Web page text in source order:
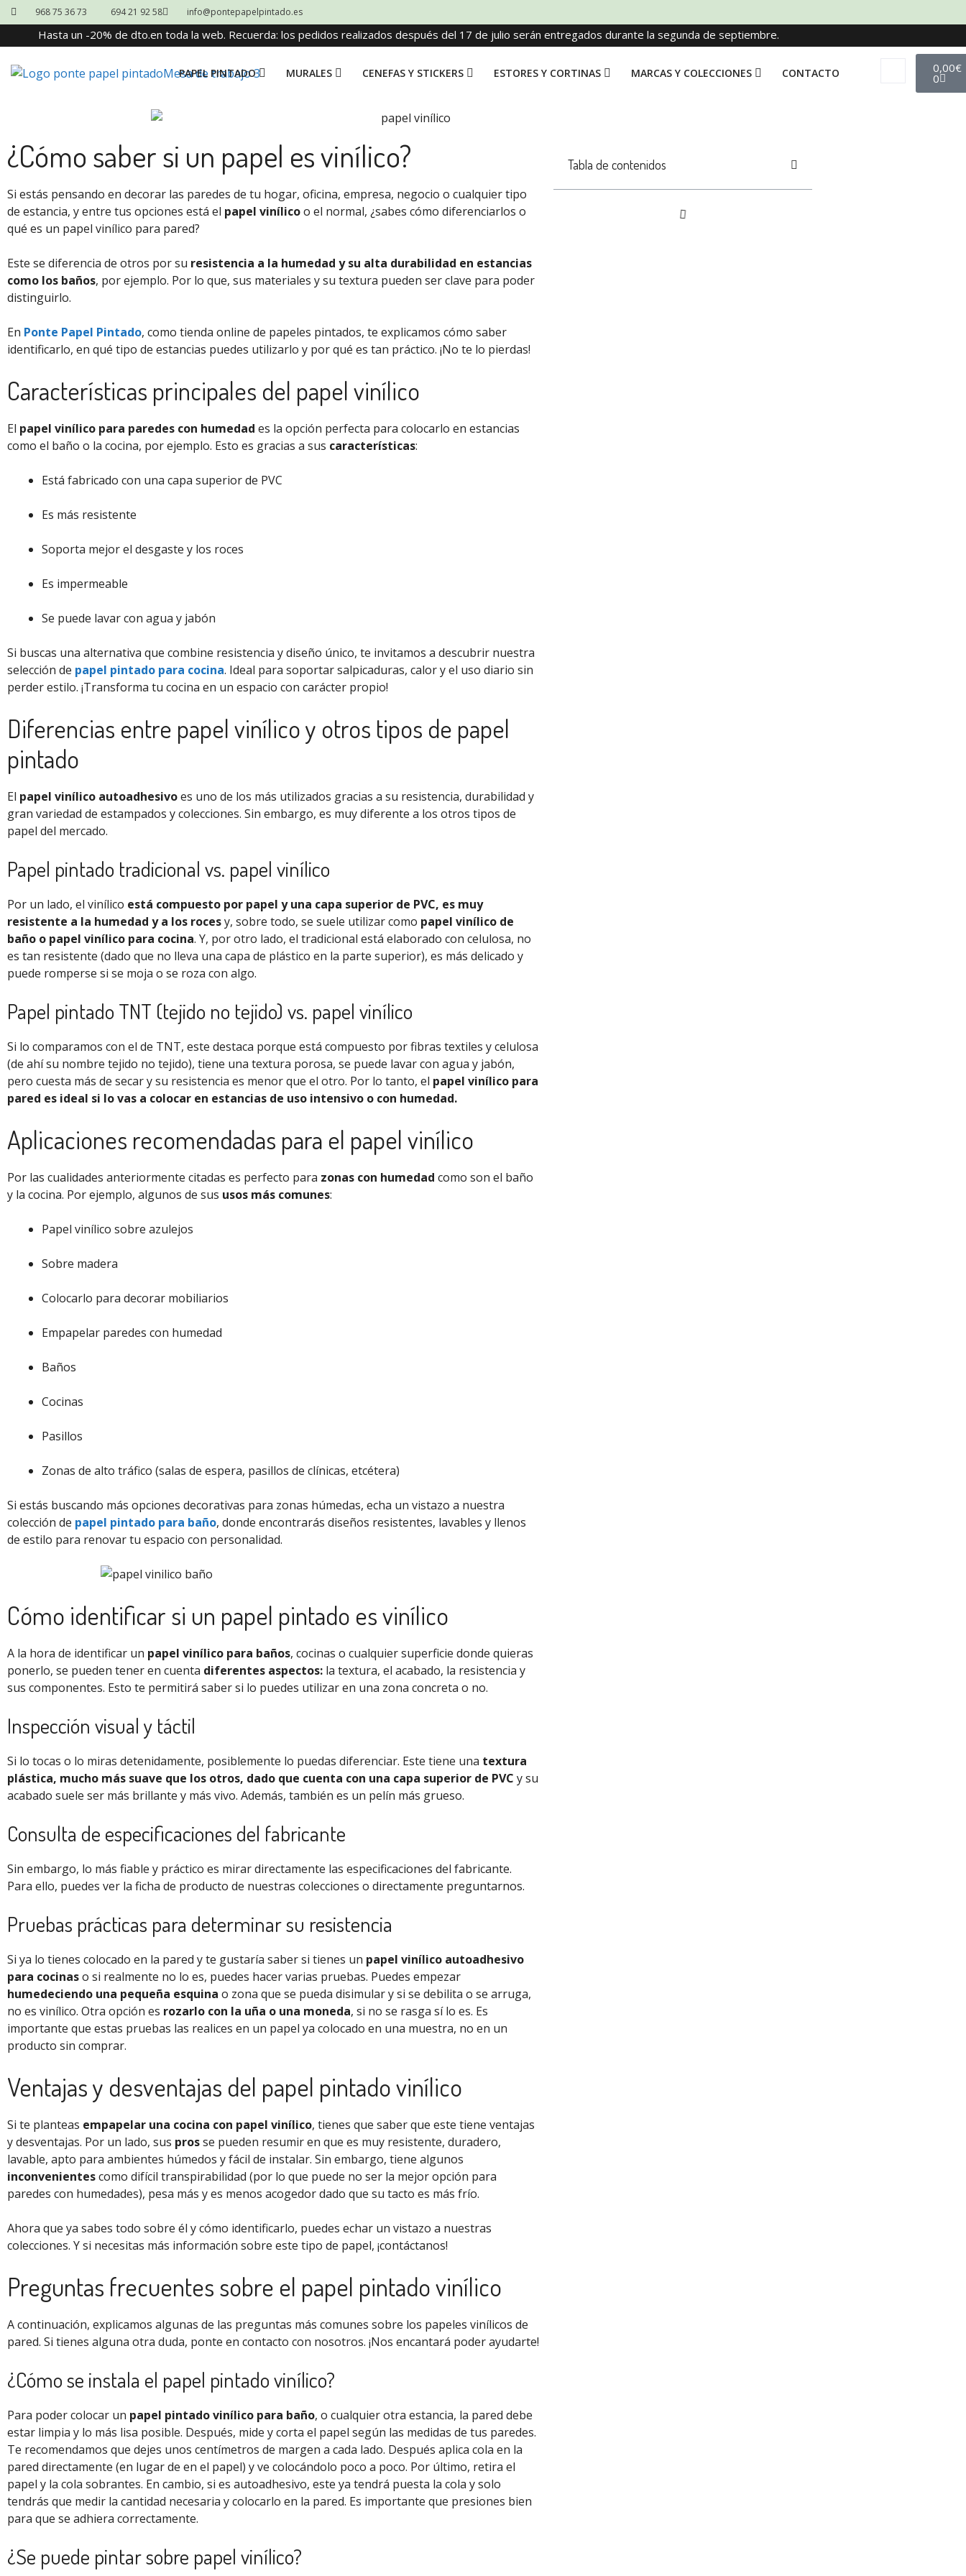
968 75 36 73 694 21 92 58 info@pontepapelpintado.es
Hasta un -20% de dto.en toda la web. Recuerda: los pedidos realizados después del 17 de julio serán entregados durante la segunda de septiembre.
PAPEL PINTADO MURALES CENEFAS Y STICKERS ESTORES Y CORTINAS MARCAS Y COLECCIONES CONTACTO 0,00€
0
¿Cómo saber si un papel es vinílico?
Si estás pensando en decorar las paredes de tu hogar, oficina, empresa, negocio o cualquier tipo
de estancia, y entre tus opciones está el papel vinílicoo el normal, ¿sabes cómo diferenciarlos o
qué es un papel vinílico para pared?
Este se diferencia de otros por su resistencia a la humedad y su alta durabilidad en estancias
como los baños, por ejemplo. Por lo que, sus materiales y su textura pueden ser clave para poder
distinguirlo.
En Ponte Papel Pintado, como tienda online de papeles pintados, te explicamos cómo saber
identificarlo, en qué tipo de estancias puedes utilizarlo y por qué es tan práctico. ¡No te lo pierdas!
Características principales del papel vinílico
El papel vinílico para paredes con humedad es la opción perfecta para colocarlo en estancias
como el baño o la cocina, por ejemplo. Esto es gracias a sus características:
Está fabricado con una capa superior de PVC
Es más resistente
Soporta mejor el desgaste y los roces
Es impermeable
Se puede lavar con agua y jabón
Si buscas una alternativa que combine resistencia y diseño único, te invitamos a descubrir nuestra
selección de papel pintado para cocina. Ideal para soportar salpicaduras, calor y el uso diario sin
perder estilo. ¡Transforma tu cocina en un espacio con carácter propio!
Diferencias entre papel vinílico y otros tipos de papel
pintado
El papel vinílico autoadhesivoes uno de los más utilizados gracias a su resistencia, durabilidad y
gran variedad de estampados y colecciones. Sin embargo, es muy diferente a los otros tipos de
papel del mercado.
Papel pintado tradicional vs. papel vinílico
Por un lado, el vinílico está compuesto por papel y una capa superior de PVC, es muy
resistente a la humedad y a los rocesy, sobre todo, se suele utilizar como papel vinílico de
baño o papel vinílico para cocina. Y, por otro lado, el tradicional está elaborado con celulosa, no
es tan resistente (dado que no lleva una capa de plástico en la parte superior), es más delicado y
puede romperse si se moja o se roza con algo.
Papel pintado TNT (tejido no tejido) vs. papel vinílico
Si lo comparamos con el de TNT, este destaca porque está compuesto por fibras textiles y celulosa
(de ahí su nombre tejido no tejido), tiene una textura porosa, se puede lavar con agua y jabón,
pero cuesta más de secar y su resistencia es menor que el otro. Por lo tanto, el papel vinílico para
pared es ideal si lo vas a colocar en estancias de uso intensivo o con humedad.
Aplicaciones recomendadas para el papel vinílico
Por las cualidades anteriormente citadas es perfecto para zonas con humedad como son el baño
y la cocina. Por ejemplo, algunos de sus usos más comunes:
Papel vinílico sobre azulejos
Sobre madera
Colocarlo para decorar mobiliarios
Empapelar paredes con humedad
Baños
Cocinas
Pasillos
Zonas de alto tráfico (salas de espera, pasillos de clínicas, etcétera)
Si estás buscando más opciones decorativas para zonas húmedas, echa un vistazo a nuestra
colección de papel pintado para baño, donde encontrarás diseños resistentes, lavables y llenos
de estilo para renovar tu espacio con personalidad.
Cómo identificar si un papel pintado es vinílico
A la hora de identificar un papel vinílico para baños, cocinas o cualquier superficie donde quieras
ponerlo, se pueden tener en cuenta diferentes aspectos: la textura, el acabado, la resistencia y
sus componentes. Esto te permitirá saber si lo puedes utilizar en una zona concreta o no.
Inspección visual y táctil
Si lo tocas o lo miras detenidamente, posiblemente lo puedas diferenciar. Este tiene una textura
plástica, mucho más suave que los otros, dado que cuenta con una capa superior de PVC y su
acabado suele ser más brillante y más vivo. Además, también es un pelín más grueso.
Consulta de especificaciones del fabricante
Sin embargo, lo más fiable y práctico es mirar directamente las especificaciones del fabricante.
Para ello, puedes ver la ficha de producto de nuestras colecciones o directamente preguntarnos.
Pruebas prácticas para determinar su resistencia
Si ya lo tienes colocado en la pared y te gustaría saber si tienes un papel vinílico autoadhesivo
para cocinaso si realmente no lo es, puedes hacer varias pruebas. Puedes empezar
humedeciendo una pequeña esquina o zona que se pueda disimular y si se debilita o se arruga,
no es vinílico. Otra opción es rozarlo con la uña o una moneda, si no se rasga sí lo es. Es
importante que estas pruebas las realices en un papel ya colocado en una muestra, no en un
producto sin comprar.
Ventajas y desventajas del papel pintado vinílico
Si te planteas empapelar una cocina con papel vinílico, tienes que saber que este tiene ventajas
y desventajas. Por un lado, sus prosse pueden resumir en que es muy resistente, duradero,
lavable, apto para ambientes húmedos y fácil de instalar. Sin embargo, tiene algunos
inconvenientescomo difícil transpirabilidad (por lo que puede no ser la mejor opción para
paredes con humedades), pesa más y es menos acogedor dado que su tacto es más frío.
Ahora que ya sabes todo sobre él y cómo identificarlo, puedes echar un vistazo a nuestras
colecciones. Y si necesitas más información sobre este tipo de papel, ¡contáctanos!
Preguntas frecuentes sobre el papel pintado vinílico
A continuación, explicamos algunas de las preguntas más comunes sobre los papeles vinílicos de
pared. Si tienes alguna otra duda, ponte en contacto con nosotros. ¡Nos encantará poder ayudarte!
¿Cómo se instala el papel pintado vinílico?
Para poder colocar un papel pintado vinílico para baño, o cualquier otra estancia, la pared debe
estar limpia y lo más lisa posible. Después, mide y corta el papel según las medidas de tus paredes.
Te recomendamos que dejes unos centímetros de margen a cada lado. Después aplica cola en la
pared directamente (en lugar de en el papel) y ve colocándolo poco a poco. Por último, retira el
papel y la cola sobrantes. En cambio, si es autoadhesivo, este ya tendrá puesta la cola y solo
tendrás que medir la cantidad necesaria y colocarlo en la pared. Es importante que presiones bien
para que se adhiera correctamente.
¿Se puede pintar sobre papel vinílico?
Tabla de contenidos